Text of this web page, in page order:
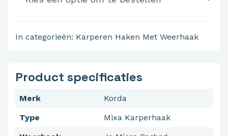
In categorieën: Karperen Haken Met Weerhaak
Product specificaties
Merk
Korda
Type
Mixa Karperhaak